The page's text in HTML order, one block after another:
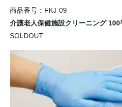
商品番号：FKJ-09
介護老人保健施設クリーニング 100
SOLDOUT